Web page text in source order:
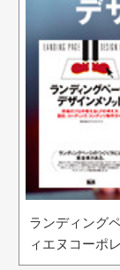
ランディング
ィエヌコーポ